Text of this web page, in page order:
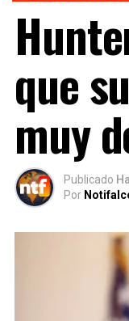
que
muy
Publicado
Por